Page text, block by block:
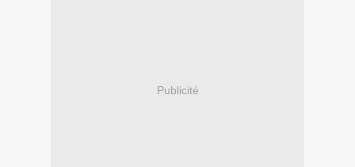
Publicité